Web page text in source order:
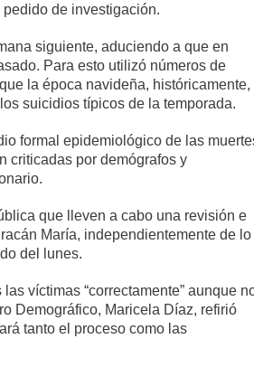
de investigación.
siguiente, aduciendo a que en
Para esto utilizó números de
la época navideña, históricamente,
suicidios típicos de la temporada.
formal epidemiológico de las
criticadas por demógrafos y
que lleven a cabo una revisión e
María, independientemente de lo
del lunes.
víctimas “correctamente” aunque
Demográfico, Maricela Díaz, refirió
tanto el proceso como las